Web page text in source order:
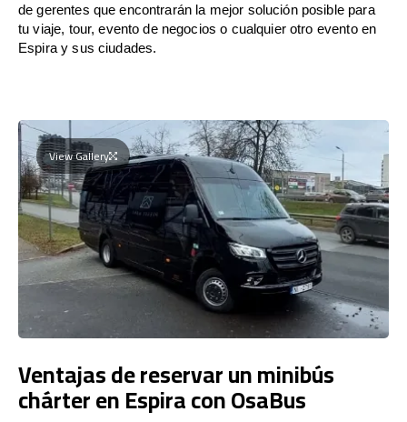
de gerentes que encontrarán la mejor solución posible para
tu viaje, tour, evento de negocios o cualquier otro evento en
Espira y sus ciudades.
View Gallery
Ventajas de reservar un minibús
chárter en Espira con OsaBus